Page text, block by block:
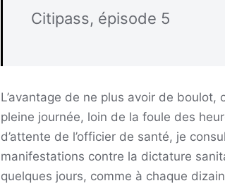
Citipass, épisode 5
L’avantage de ne plus avoir de
pleine journée, loin de la foule des
d’attente de l’officier de santé, je
manifestations contre la dictature
quelques jours, comme à chaque